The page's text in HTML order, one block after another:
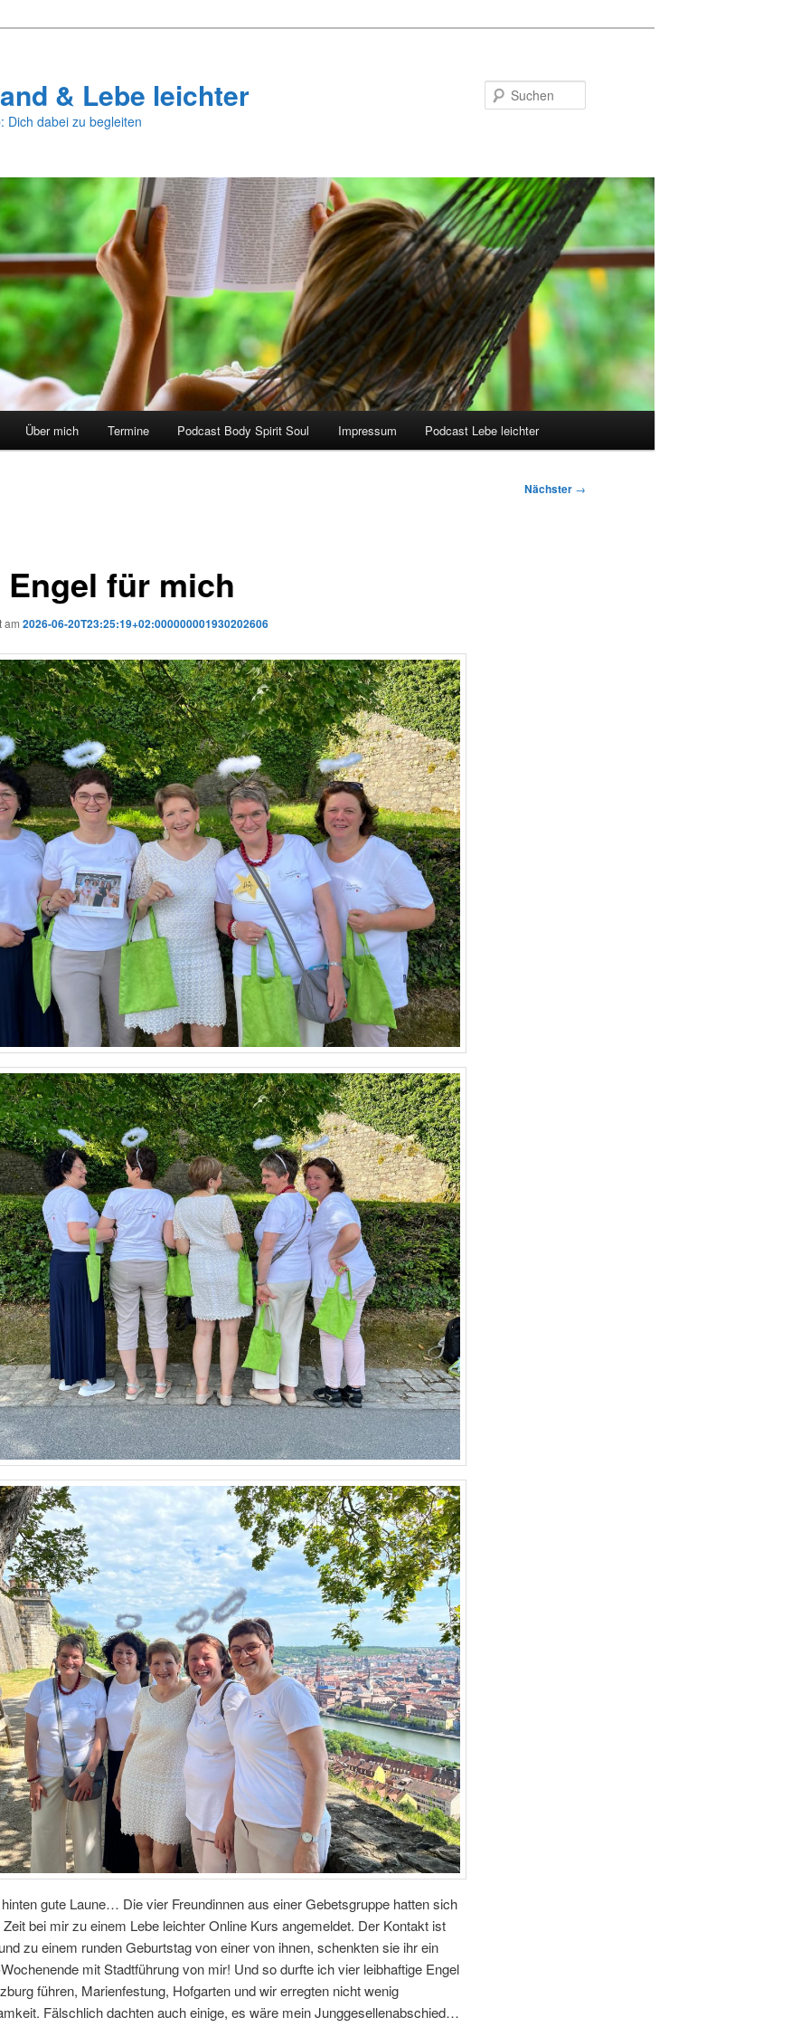
& Lebe leichter
Dich dabei zu begleiten
Über mich Termine Podcast Body Spirit Soul Impressum Podcast Lebe leichter
Nächster →
Engel für mich
am 2026-06-20T23:25:19+02:000000001930202606
gute Laune… Die vier Freundinnen aus einer Gebetsgruppe hatten sich
bei mir zu einem Lebe leichter Online Kurs angemeldet. Der Kontakt ist
zu einem runden Geburtstag von einer von ihnen, schenkten sie ihr ein
mit Stadtführung von mir! Und so durfte ich vier leibhaftige Engel
führen, Marienfestung, Hofgarten und wir erregten nicht wenig
Fälschlich dachten auch einige, es wäre mein Junggesellenabschied…